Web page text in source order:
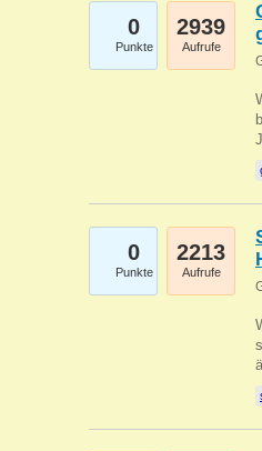
0
Punkte
2939
Aufrufe
0
Punkte
2213
Aufrufe